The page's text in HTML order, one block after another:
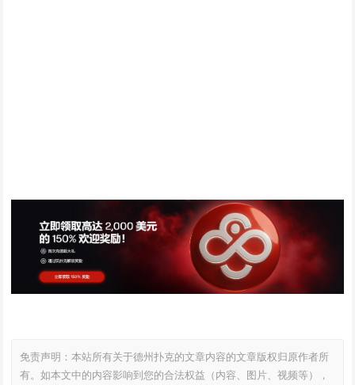
免责声明：本站所有关于德州扑克的文章内容的文章版权归原作者所
有。如本文中的内容影响到您的合法权益（内容、图片、视频等），